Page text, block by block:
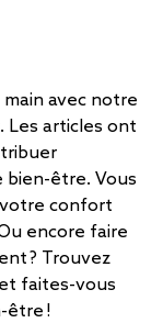
avec notre
Les articles ont
être. Vous
votre confort
encore faire
? Trouvez
faites-vous
être !